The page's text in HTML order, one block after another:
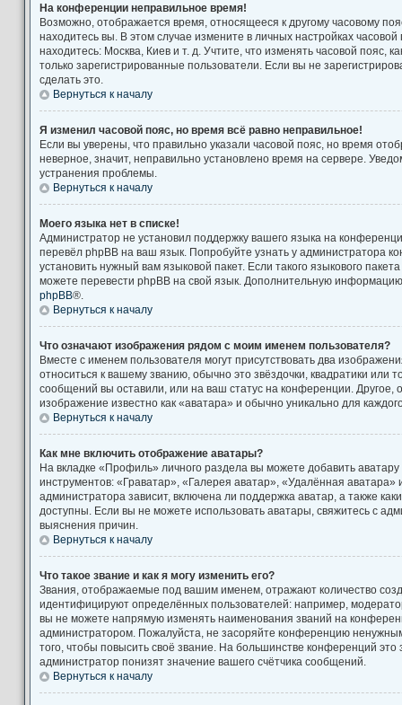
На конференции неправильное время!
Возможно, отображается время, относящееся к другому часовому
находитесь вы. В этом случае измените в личных настройках часовой
находитесь: Москва, Киев и т. д. Учтите, что изменять часовой пояс,
только зарегистрированные пользователи. Если вы не
сделать это.
Вернуться к началу
Я изменил часовой пояс, но время всё равно неправильное!
Если вы уверены, что правильно указали часовой пояс, но время
неверное, значит, неправильно установлено время на сервере.
устранения проблемы.
Вернуться к началу
Моего языка нет в списке!
Администратор не установил поддержку вашего языка на
перевёл phpBB на ваш язык. Попробуйте узнать у администратора
установить нужный вам языковой пакет. Если такого языкового
можете перевести phpBB на свой язык. Дополнительную
phpBB®.
Вернуться к началу
Что означают изображения рядом с моим именем пользователя?
Вместе с именем пользователя могут присутствовать два
относиться к вашему званию, обычно это звёздочки, квадратики или
сообщений вы оставили, или на ваш статус на конференции. Другое,
изображение известно как «аватара» и обычно уникально для
Вернуться к началу
Как мне включить отображение аватары?
На вкладке «Профиль» личного раздела вы можете добавить
инструментов: «Граватар», «Галерея аватар», «Удалённая
администратора зависит, включена ли поддержка аватар, а также
доступны. Если вы не можете использовать аватары, свяжитесь с
выяснения причин.
Вернуться к началу
Что такое звание и как я могу изменить его?
Звания, отображаемые под вашим именем, отражают количество
идентифицируют определённых пользователей: например,
вы не можете напрямую изменять наименования званий на
администратором. Пожалуйста, не засоряйте конференцию
того, чтобы повысить своё звание. На большинстве конференций
администратор понизят значение вашего счётчика сообщений.
Вернуться к началу